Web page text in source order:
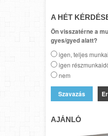
A HÉT
Ön visszatérne a
gyes/gyed alatt?
igen, teljes
igen
nem
AJÁNLÓ